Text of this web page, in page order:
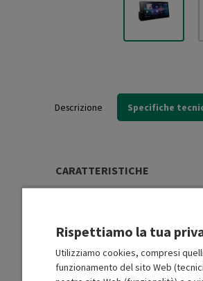
Descrizione Specifiche
CARATTERISTICHE
Dimensioni schermo (')
Rispettiamo la tua
Utilizziamo cookies, compresi
funzionamento del sito Web